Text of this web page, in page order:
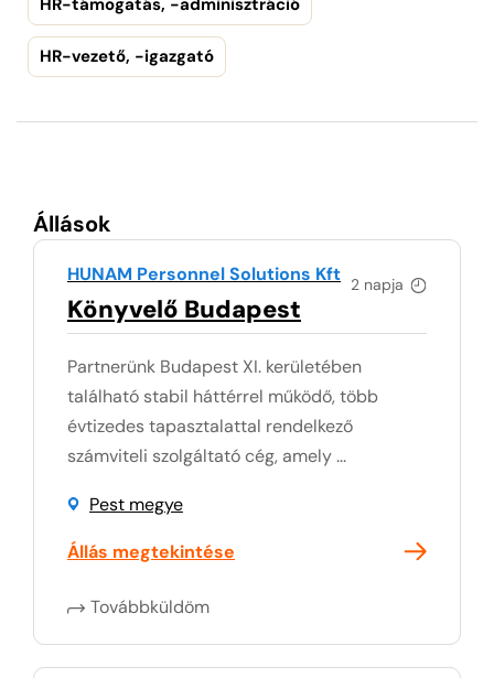
HR-vezető, -igazgató
Állások
2 napja
HUNAM Personnel Solutions Kft
Könyvelő Budapest
Partnerünk Budapest XI. kerületében
található stabil háttérrel működő, több
évtizedes tapasztalattal rendelkező
számviteli szolgáltató cég, amely ...
Pest megye
Állás megtekintése
Továbbküldöm